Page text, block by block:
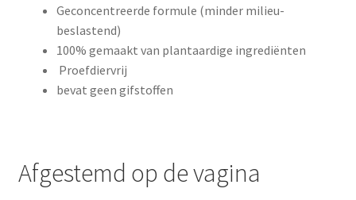
Geconcentreerde formule (minder milieu-
beslastend)
100% gemaakt van plantaardige ingrediënten
Proefdiervrij
bevat geen gifstoffen
Afgestemd op de vagina